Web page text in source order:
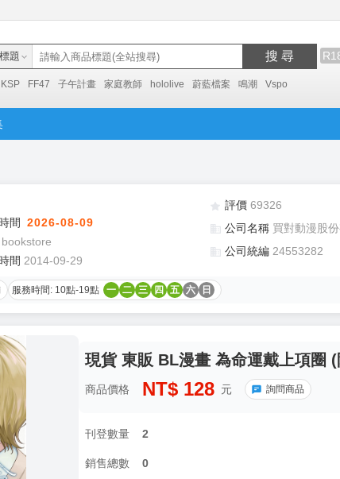
題 搜 尋
KSP FF47 子午計畫 家庭教師 hololive 蔚藍檔案 鳴潮 Vspo
間 2026-08-09
bookstore
間 2014-09-29
評價 69326
公司名稱 買對動漫股
公司統編 24553282
服務時間: 10點-19點 一 二 三 四 五 六 日
現貨 東販 BL漫畫 為命運戴上項圈
商品價格 NT$ 128 元 詢問商品
刊登數量 2
銷售總數 0